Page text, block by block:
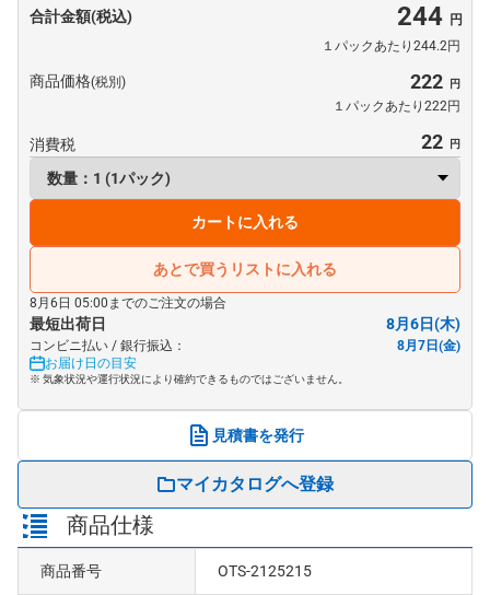
合計金額(税込) 244
１パックあたり244.2円
商品価格(税別) 222
１パックあたり222円
消費税 22
カートに入れる
あとで買うリストに入れる
8月6日 05:00までのご注文の場合
最短出荷日 8月6日(木)
コンビニ払い / 銀行振込：
8月7日(金)
お届け日の目安
※ 気象状況や運行状況により確約できるものではございません。
見積書を発行
マイカタログへ登録
商品仕様
商品番号 OTS-2125215